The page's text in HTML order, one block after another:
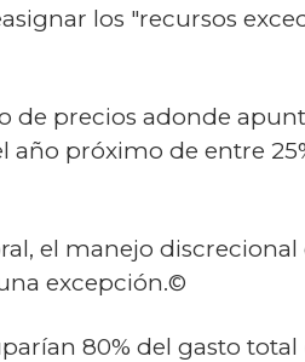
los "recursos
de precios adonde
próximo de entre
el manejo
excepción.©
80% del gasto total